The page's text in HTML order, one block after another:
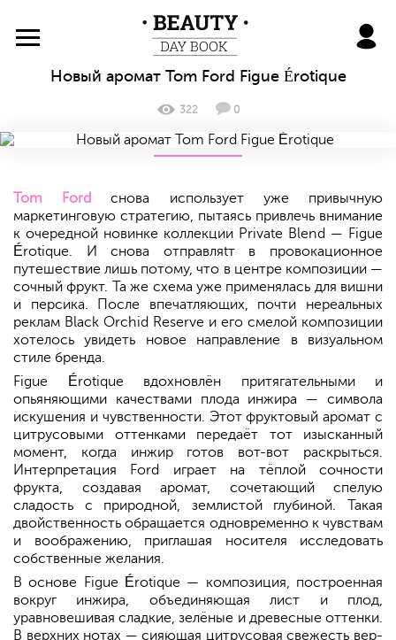
BeautyDayBook
Новый аромат Tom Ford Figue Érotique
322 0
Tom Ford
снова использует уже привычную
маркетинговую стратегию, пытаясь привлечь внимание
к очередной новинке коллекции Private Blend — Figue
Érotique. И снова отправляtт в провокационное
путешествие лишь потому, что в центре композиции —
сочный фрукт. Та же схема уже применялась для вишни
и персика. После впечатляющих, почти нереальных
реклам Black Orchid Reserve и его смелой композиции
хотелось увидеть новое направление в визуальном
стиле бренда.
Figue Érotique вдохновлён притягательными и
опьяняющими качествами плода инжира — символа
искушения и чувственности. Этот фруктовый аромат с
цитрусовыми оттенками передаёт тот изысканный
момент, когда инжир готов вот-вот раскрыться.
Интерпретация Ford играет на тёплой сочности
фрукта, создавая аромат, сочетающий спелую
сладость с природной, землистой глубиной. Такая
двойственность обращается одновременно к чувствам
и воображению, приглашая носителя исследовать
собственные желания.
В основе Figue Érotique — композиция, построенная
вокруг инжира, объединяющая лист и плод,
уравновешивая сладкие, зелёные и древесные оттенки.
В верхних нотах — сияющая цитрусовая свежесть вер-